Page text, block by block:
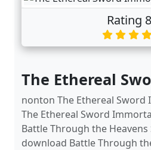
Rating
The Ethereal
nonton The Ethereal
The Ethereal Sword
Battle Through the Heavens
download Battle Through